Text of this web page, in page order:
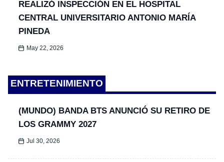
REALIZÓ INSPECCIÓN EN EL HOSPITAL
CENTRAL UNIVERSITARIO ANTONIO MARÍA
PINEDA
May 22, 2026
ENTRETENIMIENTO
(MUNDO) BANDA BTS ANUNCIÓ SU RETIRO DE
LOS GRAMMY 2027
Jul 30, 2026